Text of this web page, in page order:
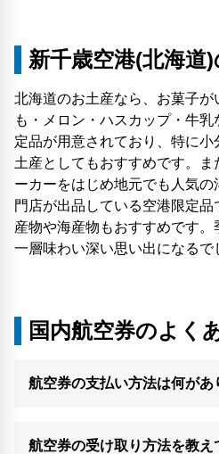
新千歳空港(北海道
北海道のお土産なら、お菓子
も・メロン・ハスカップ・牛
定品が用意されており、特に
土産としてもおすすめです。ま
ーカーをはじめ地元でも人気
門店が出品している空港限定
産物や海産物もおすすめです。
一層味わい深い思い出になるで
国内航空券のよく
航空券の支払い方法は何があ
航空券の受け取り方法を教え